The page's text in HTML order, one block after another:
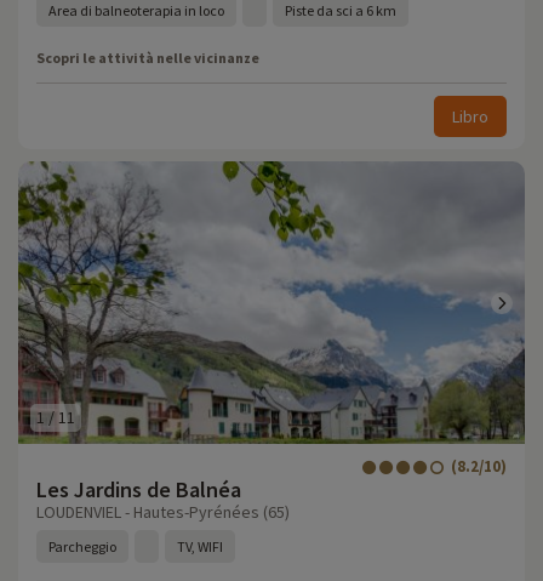
Area di balneoterapia in loco Piste da sci a 6 km
Scopri le attività nelle vicinanze
Libro
1/ 11
Les Jardins de Balnéa
(8.2/10)
LOUDENVIEL - Hautes-Pyrénées (65)
Parcheggio TV, WIFI